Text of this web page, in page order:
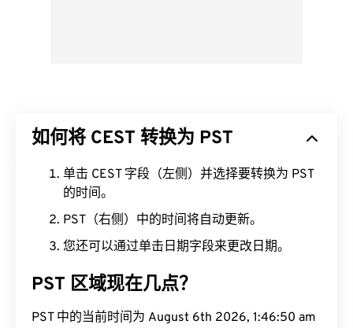
如何将 CEST 转换为 PST
单击 CEST 字段（左侧）并选择要转换为 PST
的时间。
PST（右侧）中的时间将自动更新。
您还可以通过单击日期字段来更改日期。
PST 区域现在几点？
PST 中的当前时间为 August 6th 2026, 1:46:50 am